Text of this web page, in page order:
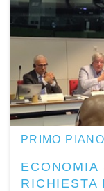
PRIMO PIANO
ECONOMIA
RICHIESTA